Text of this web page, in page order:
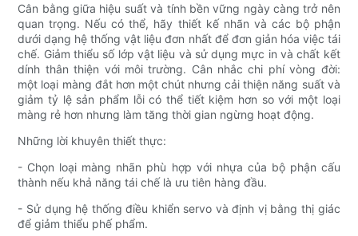
Cân bằng giữa hiệu suất và tính bền vững ngày càng trở nên
quan trọng. Nếu có thể, hãy thiết kế nhãn và các bộ phận
dưới dạng hệ thống vật liệu đơn nhất để đơn giản hóa việc tái
chế. Giảm thiểu số lớp vật liệu và sử dụng mực in và chất kết
dính thân thiện với môi trường. Cân nhắc chi phí vòng đời:
một loại màng đắt hơn một chút nhưng cải thiện năng suất và
giảm tỷ lệ sản phẩm lỗi có thể tiết kiệm hơn so với một loại
màng rẻ hơn nhưng làm tăng thời gian ngừng hoạt động.
Những lời khuyên thiết thực:
- Chọn loại màng nhãn phù hợp với nhựa của bộ phận cấu
thành nếu khả năng tái chế là ưu tiên hàng đầu.
- Sử dụng hệ thống điều khiển servo và định vị bằng thị giác
để giảm thiểu phế phẩm.